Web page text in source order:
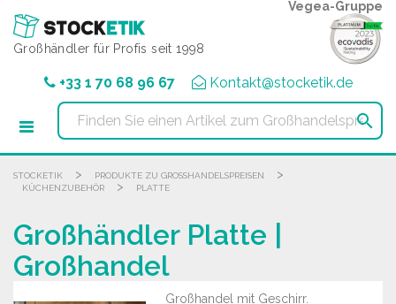
Großhändler für Profis seit 1998
Vegea-Gruppe
+33 1 70 68 96 67 Kontakt@stocketik.de

STOCKETIK > PRODUKTE ZU GROSSHANDELSPREISEN >
KÜCHENZUBEHÖR > PLATTE
Großhändler Platte |
Großhandel
Großhandel mit Geschirr.